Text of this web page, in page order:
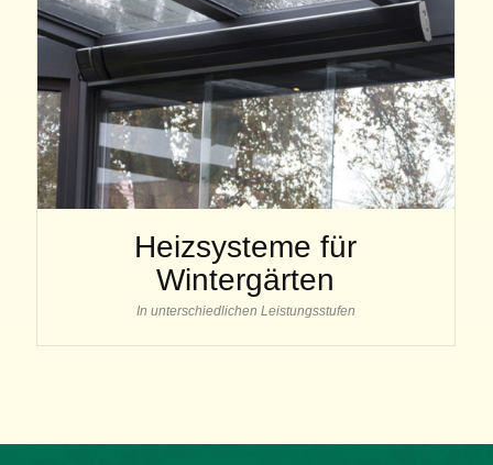
Heizsysteme für
Wintergärten
In unterschiedlichen Leistungsstufen